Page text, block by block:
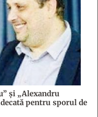
și „Alexandru
pentru sporul de